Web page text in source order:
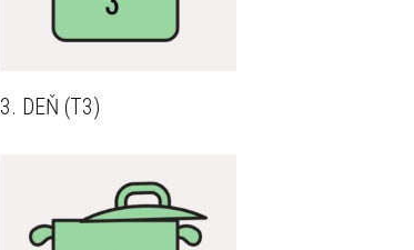
3. DEŇ (T3)